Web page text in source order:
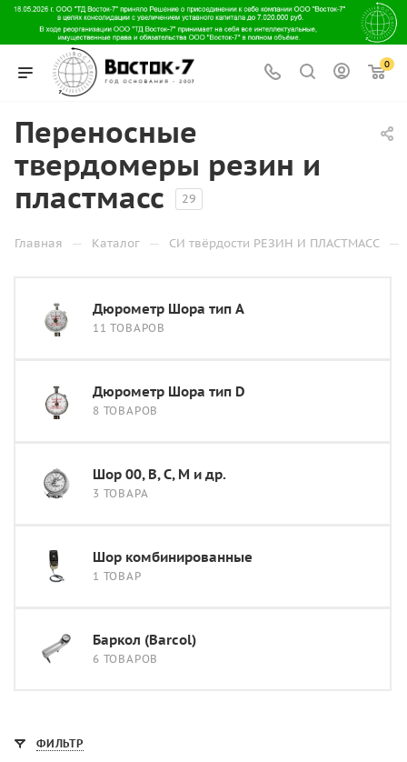
0
Переносные
твердомеры резин и
пластмасс
29
Главная — Каталог — СИ твёрдости РЕЗИН И ПЛАСТМАСС —
Дюрометр Шора тип A
11 ТОВАРОВ
Дюрометр Шора тип D
8 ТОВАРОВ
Шор 00, В, С, М и др.
3 ТОВАРА
Шор комбинированные
1 ТОВАР
Баркол (Barcol)
6 ТОВАРОВ
ФИЛЬТР